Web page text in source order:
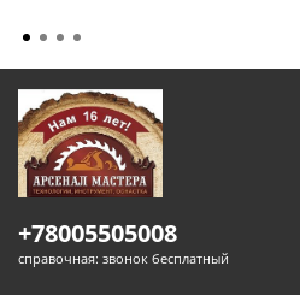
+78005505008
справочная: звонок бесплатный